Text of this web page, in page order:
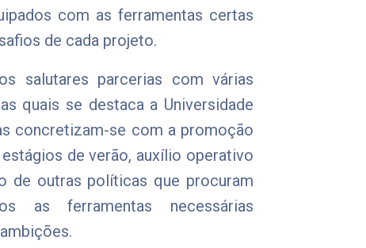
com as ferramentas certas
de cada projeto.
salutares parcerias com várias
quais se destaca a Universidade
concretizam-se com a promoção
de verão, auxílio operativo
de outras políticas que procuram
as ferramentas necessárias